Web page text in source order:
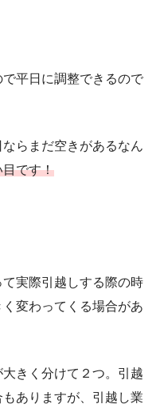
平日に調整できるので
らまだ空きがあるなん
目です！
実際引越しする際の時
変わってくる場合があ
きく分けて２つ。引越
ありますが、引越し業